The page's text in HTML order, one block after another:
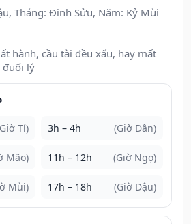
Tháng: Đinh Sửu, Năm: Kỷ Mùi
hành, cầu tài đều xấu, hay mất
đuối lý
Tí) 3h – 4h (Giờ Dần)
Mão) 11h – 12h (Giờ Ngọ)
Mùi) 17h – 18h (Giờ Dậu)